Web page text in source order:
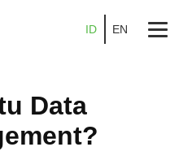
ID EN
Data